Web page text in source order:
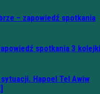
– zapowiedź spotkania
spotkania 3 kolejki
Hapoel Tel Awiw